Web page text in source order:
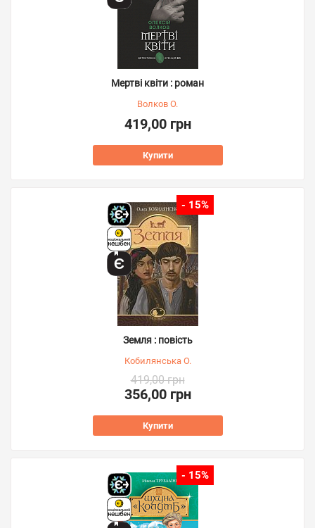
Мертві квіти : роман
Волков О.
419,00 грн
Купити
- 15%
Земля : повість
Кобилянська О.
419,00 грн
356,00 грн
Купити
- 15%